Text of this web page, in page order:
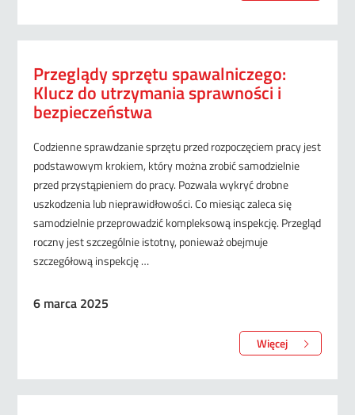
Przeglądy sprzętu spawalniczego:
Klucz do utrzymania sprawności i
bezpieczeństwa
Codzienne sprawdzanie sprzętu przed rozpoczęciem pracy jest
podstawowym krokiem, który można zrobić samodzielnie
przed przystąpieniem do pracy. Pozwala wykryć drobne
uszkodzenia lub nieprawidłowości. Co miesiąc zaleca się
samodzielnie przeprowadzić kompleksową inspekcję. Przegląd
roczny jest szczególnie istotny, ponieważ obejmuje
szczegółową inspekcję …
6 marca 2025
Więcej